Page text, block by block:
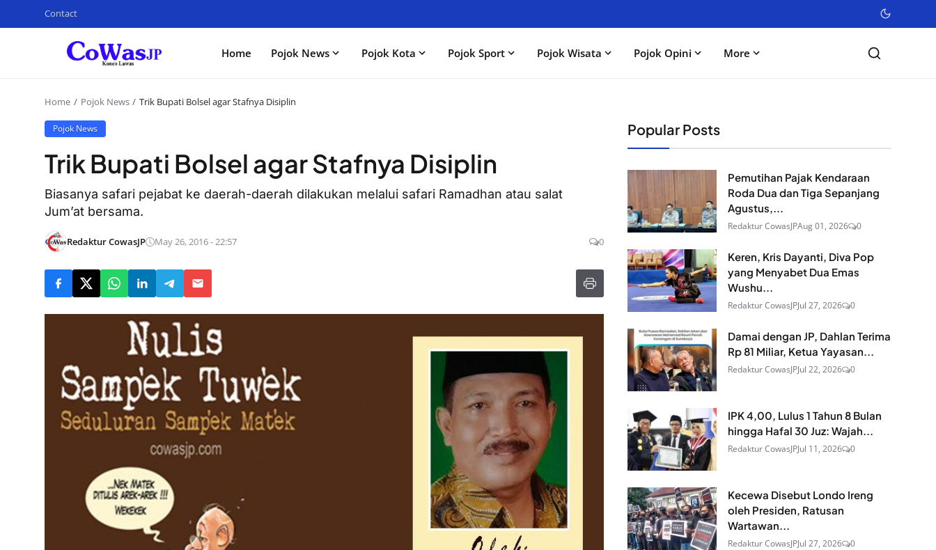
Contact
Home Pojok News Pojok Kota Pojok Sport Pojok Wisata Pojok Opini More
Home Pojok News Trik Bupati Bolsel agar Stafnya Disiplin
Pojok News
Trik Bupati Bolsel agar Stafnya Disiplin
Biasanya safari pejabat ke daerah-daerah dilakukan melalui safari Ramadhan atau salat
Jum’at bersama.
Redaktur CowasJP May 26, 2016 - 22:57 0
Popular Posts
Pemutihan Pajak Kendaraan
Roda Dua dan Tiga Sepanjang
Agustus,...
Redaktur CowasJPAug 01, 2026 0
Keren, Kris Dayanti, Diva Pop
yang Menyabet Dua Emas
Wushu...
Redaktur CowasJPJul 27, 2026 0
Damai dengan JP, Dahlan Terima
Rp 81 Miliar, Ketua Yayasan...
Redaktur CowasJPJul 22, 2026 0
IPK 4,00, Lulus 1 Tahun 8 Bulan
hingga Hafal 30 Juz: Wajah...
Redaktur CowasJPJul 11, 2026 0
Kecewa Disebut Londo Ireng
oleh Presiden, Ratusan
Wartawan...
Redaktur CowasJPJul 27, 2026 0